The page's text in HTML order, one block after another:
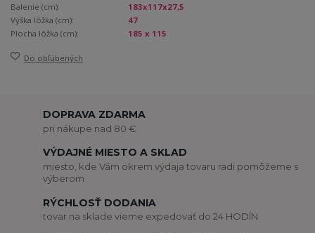
Balenie (cm):
183x117x27,5
Výška lôžka (cm):
47
Plocha lôžka (cm):
185 x 115
Do obľúbených
DOPRAVA ZDARMA
pri nákupe nad 80 €
VÝDAJNÉ MIESTO A SKLAD
miesto, kde Vám okrem výdaja tovaru radi pomôžeme s
výberom
RÝCHLOSŤ DODANIA
tovar na sklade vieme expedovať do 24 HODÍN